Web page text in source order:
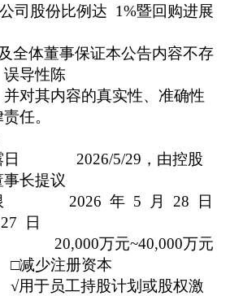
份比例达 1%暨回购进展
体董事保证本公告内容不存
导性陈
对其内容的真实性、准确性
任。
露日 2026/5/29，由控股
长提议
限 2026 年 5 月 28 日
日
万元~40,000万元
册资本
股计划或股权激